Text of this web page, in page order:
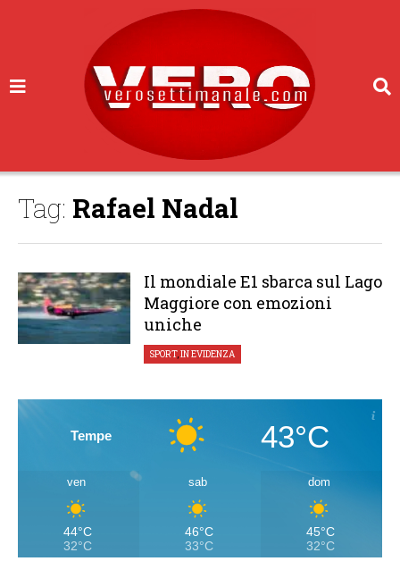
Tag: Rafael Nadal
Il mondiale E1 sbarca sul Lago
Maggiore con emozioni
uniche
SPORT,IN EVIDENZA
Tempe 43°C
ven
44°C
32°C
sab
46°C
33°C
dom
45°C
32°C